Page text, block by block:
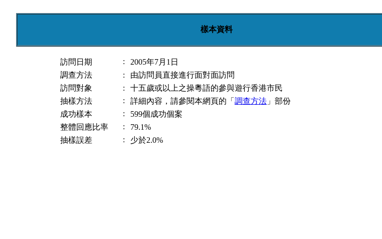
樣本資料
訪問日期 :
2005年7月1日
調查方法
:
由訪問員直接進行面對面訪問
訪問對象
:
十五歲或以上之操粵語的參與遊行香港市民
抽樣方法
: 詳細內容，請參閱本網頁的「 調查方法 」部份
成功樣本
:
599個成功個案
整體回應比率
:
79.1%
抽樣誤差
: 少於2.0%